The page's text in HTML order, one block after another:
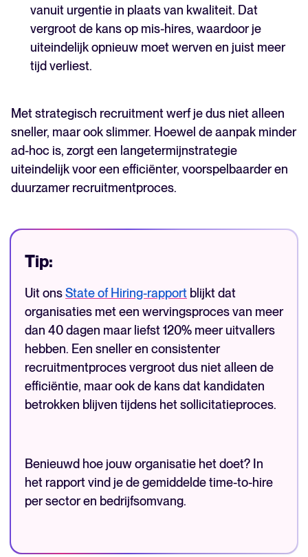
vanuit urgentie in plaats van kwaliteit. Dat
vergroot de kans op mis-hires, waardoor je
uiteindelijk opnieuw moet werven en juist meer
tijd verliest.
Met strategisch recruitment werf je dus niet alleen
sneller, maar ook slimmer. Hoewel de aanpak minder
ad-hoc is, zorgt een langetermijnstrategie
uiteindelijk voor een efficiënter, voorspelbaarder en
duurzamer recruitmentproces.
Tip:
Uit onsState of Hiring-rapport blijkt dat
organisaties met een wervingsproces van meer
dan 40 dagen maar liefst 120% meer uitvallers
hebben. Een sneller en consistenter
recruitmentproces vergroot dus niet alleen de
efficiëntie, maar ook de kans dat kandidaten
betrokken blijven tijdens het sollicitatieproces.
Benieuwd hoe jouw organisatie het doet? In
het rapport vind je de gemiddelde time-to-hire
per sector en bedrijfsomvang.